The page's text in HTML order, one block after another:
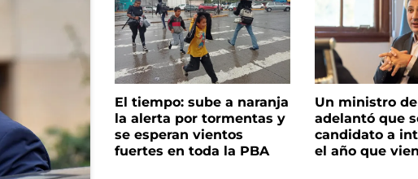
El tiempo: sube a naranja
la alerta por tormentas y
se esperan vientos
fuertes en toda la PBA
Un ministro
adelantó que
candidato a
el año que